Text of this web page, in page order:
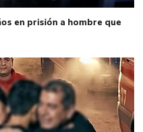
en prisión a hombre que